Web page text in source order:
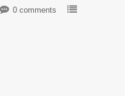
0 comments